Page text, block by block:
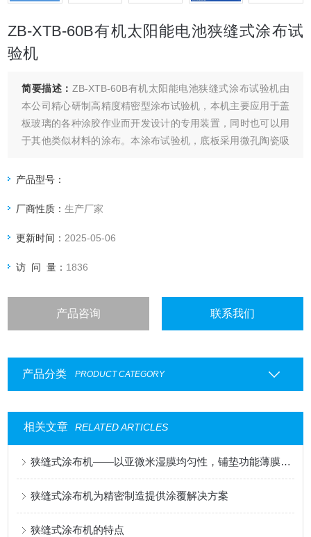
ZB-XTB-60B有机太阳能电池狭缝式涂布试
验机
简要描述： ZB-XTB-60B有机太阳能电池狭缝式涂布试验机由
本公司精心研制高精度精密型涂布试验机，本机主要应用于盖
板玻璃的各种涂胶作业而开发设计的专用装置，同时也可以用
于其他类似材料的涂布。本涂布试验机，底板采用微孔陶瓷吸
缝宽度调节，以及狭缝头与底板间隙三个因数控制湿膜厚度，
度与均匀性。
产品型号：
厂商性质：生产厂家
更新时间： 2025-05-06
访 问 量： 1836
产品咨询 联系我们
产品分类 PRODUCT CATEGORY
相关文章 RELATED ARTICLES
狭缝式涂布机——以亚微米湿膜均匀性，铺垫功能薄膜的性能基石
狭缝式涂布机为精密制造提供涂覆解决方案
狭缝式涂布机的特点